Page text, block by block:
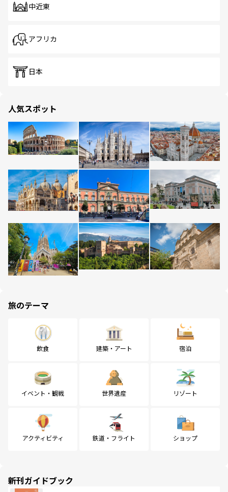
中近東
アフリカ
日本
人気スポット
旅のテーマ
飲食 建築・アート 宿泊
イベント・観戦 世界遺産 リゾート
アクティビティ 鉄道・フライト ショップ
新刊ガイドブック